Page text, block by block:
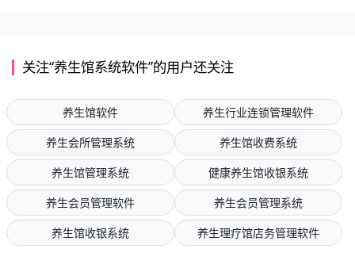
关注“养生馆系统软件”的用户还关注
养生馆软件
养生行业连锁管理软件
养生会所管理系统
养生馆收费系统
养生馆管理系统
健康养生馆收银系统
养生会员管理软件
养生会员管理系统
养生馆收银系统
养生理疗馆店务管理软件